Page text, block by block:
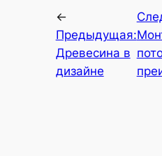
←
Предыдущая:
Древесина в
дизайне